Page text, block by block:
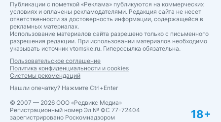
Публикации с пометкой «Реклама» публикуются на коммерческих
условиях и оплачены рекламодателями. Редакция сайта не несет
ответственности за достоверность информации, содержащейся в
рекламных материалах.
Использование материалов сайта разрешено только с письменного
разрешения редакции. При использовании материалов необходимо
указывать источник vtomske.ru. Гиперссылка обязательна.
Пользовательское соглашение
Политика конфиденциальности и cookies
Системы рекомендаций
Нашли опечатку? Нажмите Ctrl+Enter
© 2007 — 2026 ООО «Редвикс Медиа»
Регистрационный номер Эл № ФС 77-72404
зарегистрировано Роскомнадзором
18+